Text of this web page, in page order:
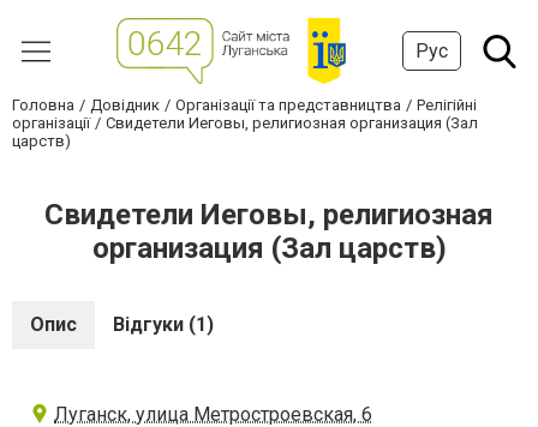
Рус
Головна Довідник Організації та представництва
Релігійні
організації
Свидетели Иеговы, религиозная организация (Зал
царств)
Свидетели Иеговы, религиозная
организация (Зал царств)
Опис Відгуки (1)
Луганск, улица Метростроевская, 6